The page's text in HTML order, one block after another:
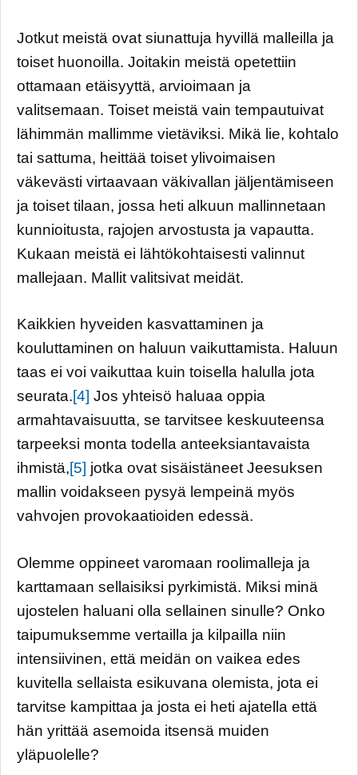
Jotkut meistä ovat siunattuja hyvillä malleilla ja
toiset huonoilla. Joitakin meistä opetettiin
ottamaan etäisyyttä, arvioimaan ja
valitsemaan. Toiset meistä vain tempautuivat
lähimmän mallimme vietäviksi. Mikä lie, kohtalo
tai sattuma, heittää toiset ylivoimaisen
väkevästi virtaavaan väkivallan jäljentämiseen
ja toiset tilaan, jossa heti alkuun mallinnetaan
kunnioitusta, rajojen arvostusta ja vapautta.
Kukaan meistä ei lähtökohtaisesti valinnut
mallejaan. Mallit valitsivat meidät.
Kaikkien hyveiden kasvattaminen ja
kouluttaminen on haluun vaikuttamista. Haluun
taas ei voi vaikuttaa kuin toisella halulla jota
seurata.[4] Jos yhteisö haluaa oppia
armahtavaisuutta, se tarvitsee keskuuteensa
tarpeeksi monta todella anteeksiantavaista
ihmistä,[5] jotka ovat sisäistäneet Jeesuksen
mallin voidakseen pysyä lempeinä myös
vahvojen provokaatioiden edessä.
Olemme oppineet varomaan roolimalleja ja
karttamaan sellaisiksi pyrkimistä. Miksi minä
ujostelen haluani olla sellainen sinulle? Onko
taipumuksemme vertailla ja kilpailla niin
intensiivinen, että meidän on vaikea edes
kuvitella sellaista esikuvana olemista, jota ei
tarvitse kampittaa ja josta ei heti ajatella että
hän yrittää asemoida itsensä muiden
yläpuolelle?